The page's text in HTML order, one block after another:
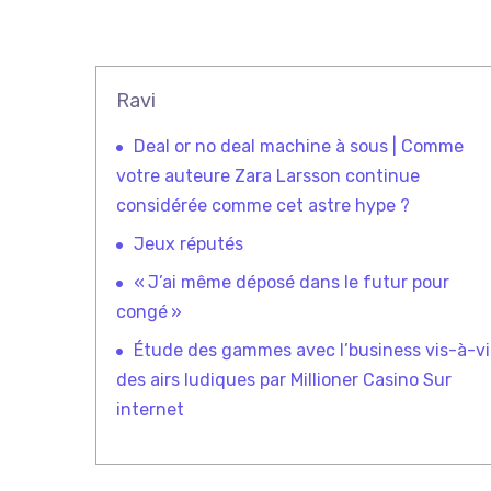
Ravi
Deal or no deal machine à sous | Comme
votre auteure Zara Larsson continue
considérée comme cet astre hype ?
Jeux réputés
« J’ai même déposé dans le futur pour
congé »
Étude des gammes avec l’business vis-à-
des airs ludiques par Millioner Casino Sur
internet